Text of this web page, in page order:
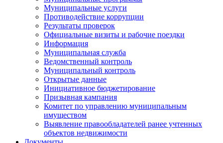
Муниципальные услуги
Противодействие коррупции
Результаты проверок
Официальные визиты и рабочие поездки
Информация
Муниципальная служба
Ведомственный контроль
Муниципальный контроль
Открытые данные
Инициативное бюджетирование
Призывная кампания
Комитет по управлению муниципальным
имуществом
Выявление правообладателей ранее учтенных
объектов недвижимости